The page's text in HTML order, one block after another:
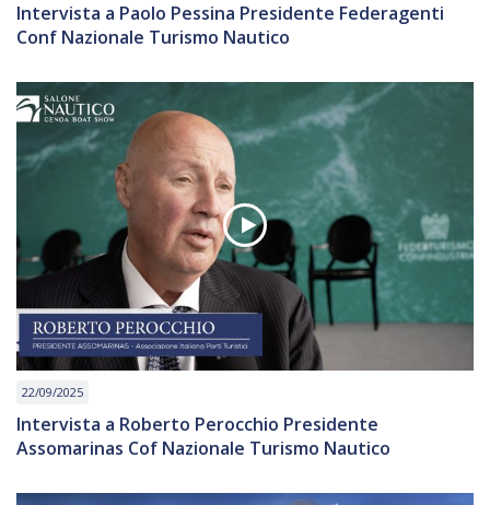
Intervista a Paolo Pessina Presidente Federagenti
Conf Nazionale Turismo Nautico
22/09/2025
Intervista a Roberto Perocchio Presidente
Assomarinas Cof Nazionale Turismo Nautico